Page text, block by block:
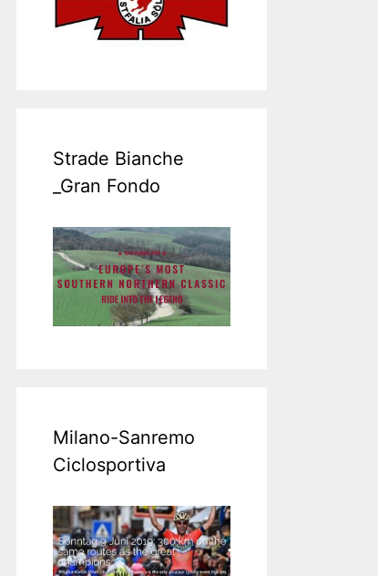
Strade Bianche
_Gran Fondo
Milano-Sanremo
Ciclosportiva